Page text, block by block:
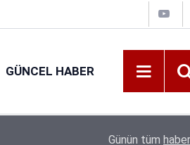
GÜNCEL HABER
Kıyı Emniyeti Genel
Günün tüm